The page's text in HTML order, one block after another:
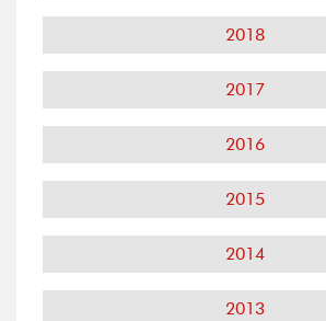
2018
2017
2016
2015
2014
2013